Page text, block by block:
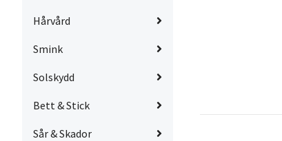
Hårvård
Smink
Solskydd
Bett & Stick
Sår & Skador